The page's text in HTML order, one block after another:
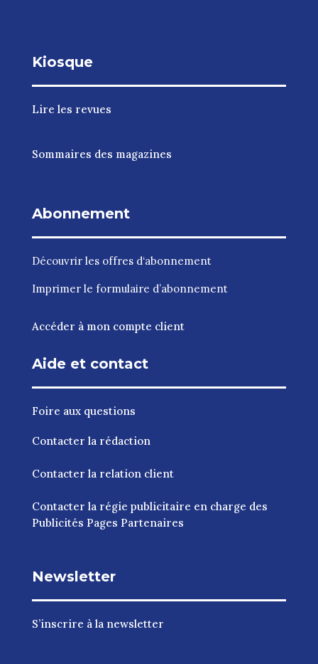
Kiosque
Lire les revues
Sommaires des magazines
Abonnement
Découvrir les offres d‘abonnement
Imprimer le formulaire d’abonnement
Accéder à mon compte client
Aide et contact
Foire aux questions
Contacter la rédaction
Contacter la relation client
Contacter la régie publicitaire en charge des
Publicités Pages Partenaires
Newsletter
S’inscrire à la newsletter